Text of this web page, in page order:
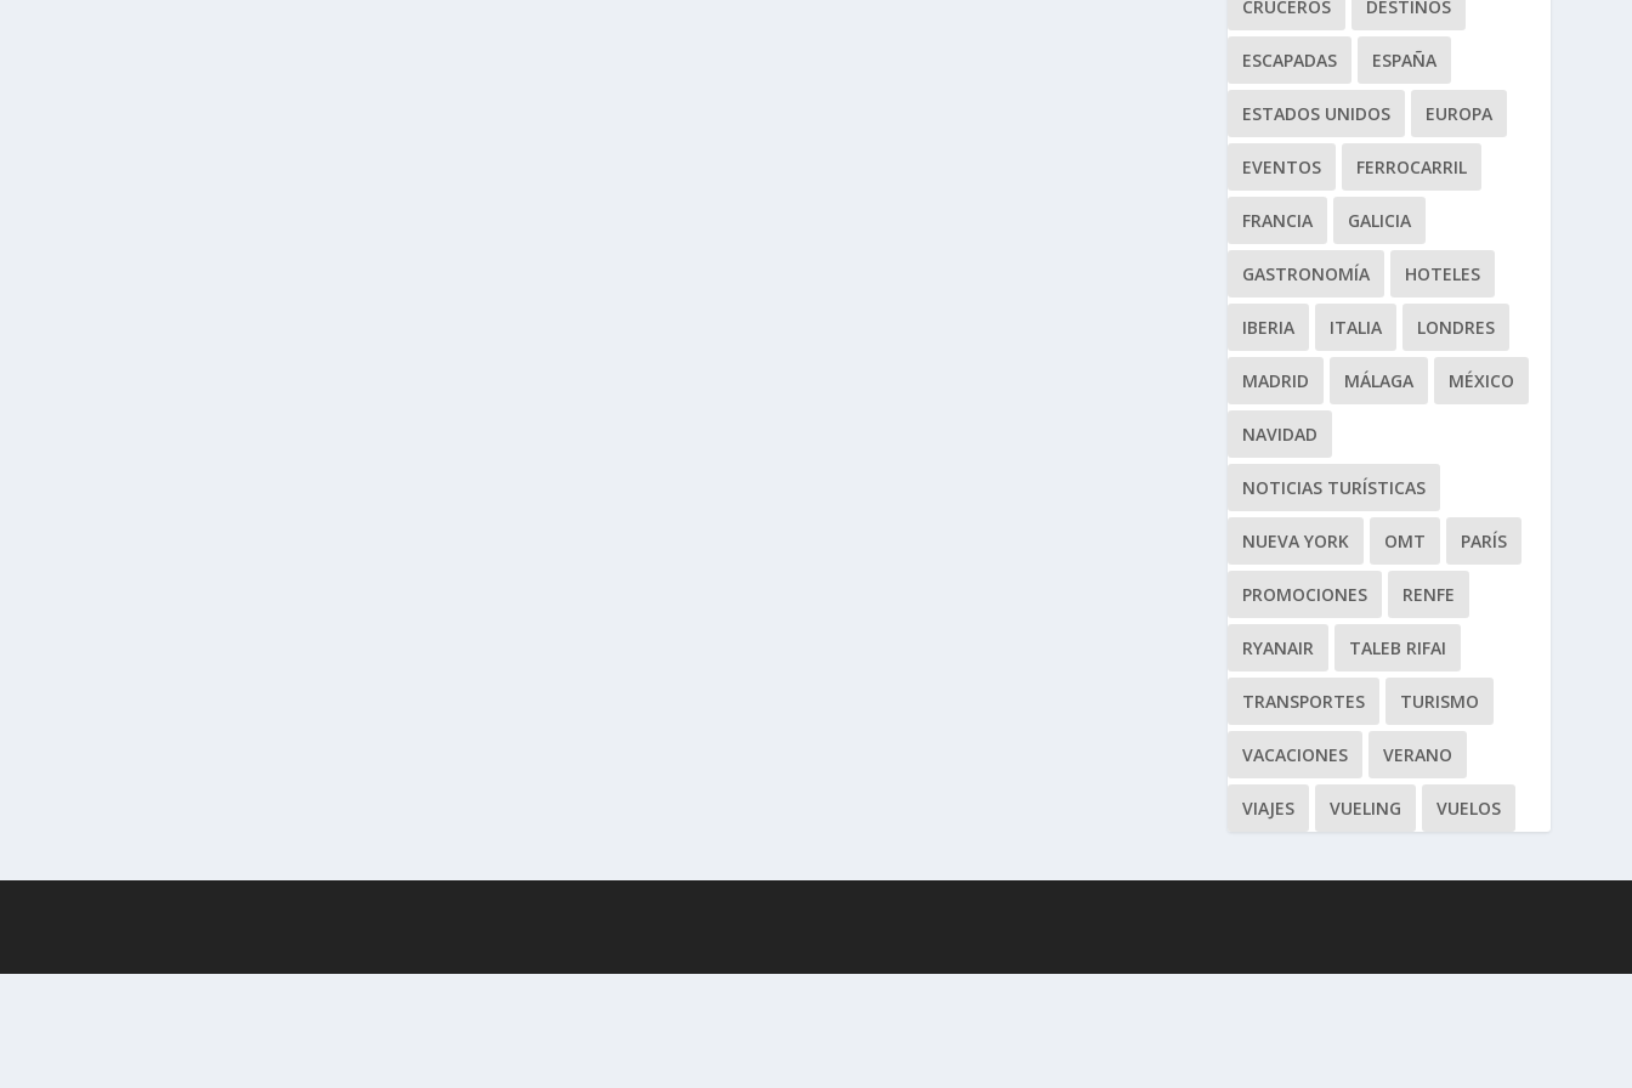
CRUCEROS DESTINOS
ESCAPADAS ESPAÑA
ESTADOS UNIDOS EUROPA
EVENTOS FERROCARRIL
FRANCIA GALICIA
GASTRONOMÍA HOTELES
IBERIA ITALIA LONDRES
MADRID MÁLAGA MÉXICO
NAVIDAD
NOTICIAS TURÍSTICAS
NUEVA YORK OMT PARÍS
PROMOCIONES RENFE
RYANAIR TALEB RIFAI
TRANSPORTES TURISMO
VACACIONES VERANO
VIAJES VUELING VUELOS